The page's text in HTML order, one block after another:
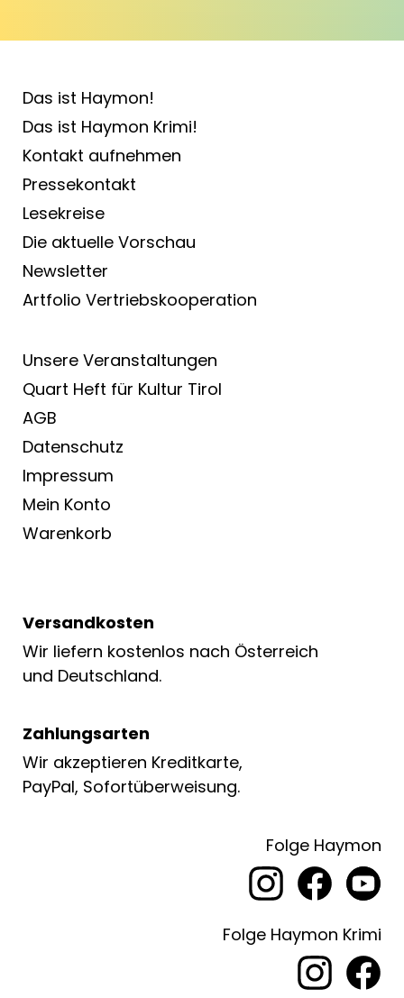
Das ist Haymon!
Das ist Haymon Krimi!
Kontakt aufnehmen
Pressekontakt
Lesekreise
Die aktuelle Vorschau
Newsletter
Artfolio Vertriebs­kooperation
Unsere Veranstaltungen
Quart Heft für Kultur Tirol
AGB
Datenschutz
Impressum
Mein Konto
Warenkorb
Versandkosten
Wir liefern kostenlos nach Österreich
und Deutschland.
Zahlungsarten
Wir akzeptieren Kreditkarte,
PayPal, Sofortüberweisung.
Folge Haymon
Folge Haymon Krimi